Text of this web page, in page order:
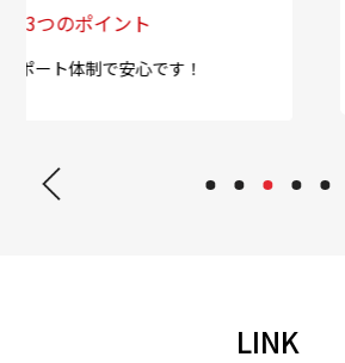
転職をお考えの方へ
プロのアドバイザーが全面サポートい
LINK